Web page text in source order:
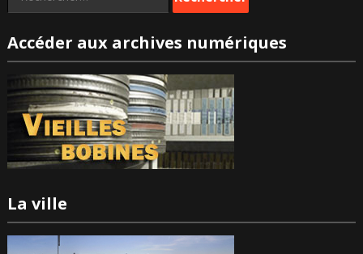
Accéder aux archives numériques
La ville